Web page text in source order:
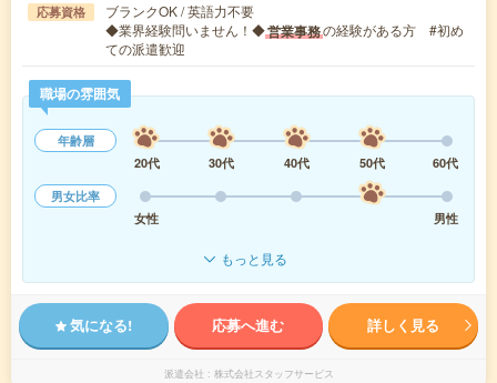
応募資格
ブランクOK / 英語力不要
◆業界経験問いません！◆営業事務の経験がある方 #初め
ての派遣歓迎
職場の雰囲気
年齢層
20代
30代 40代 50代
60代
男女比率
女性
男性
もっと見る
気になる! 応募へ進む 詳しく見る
派遣会社 株式会社スタッフサービス